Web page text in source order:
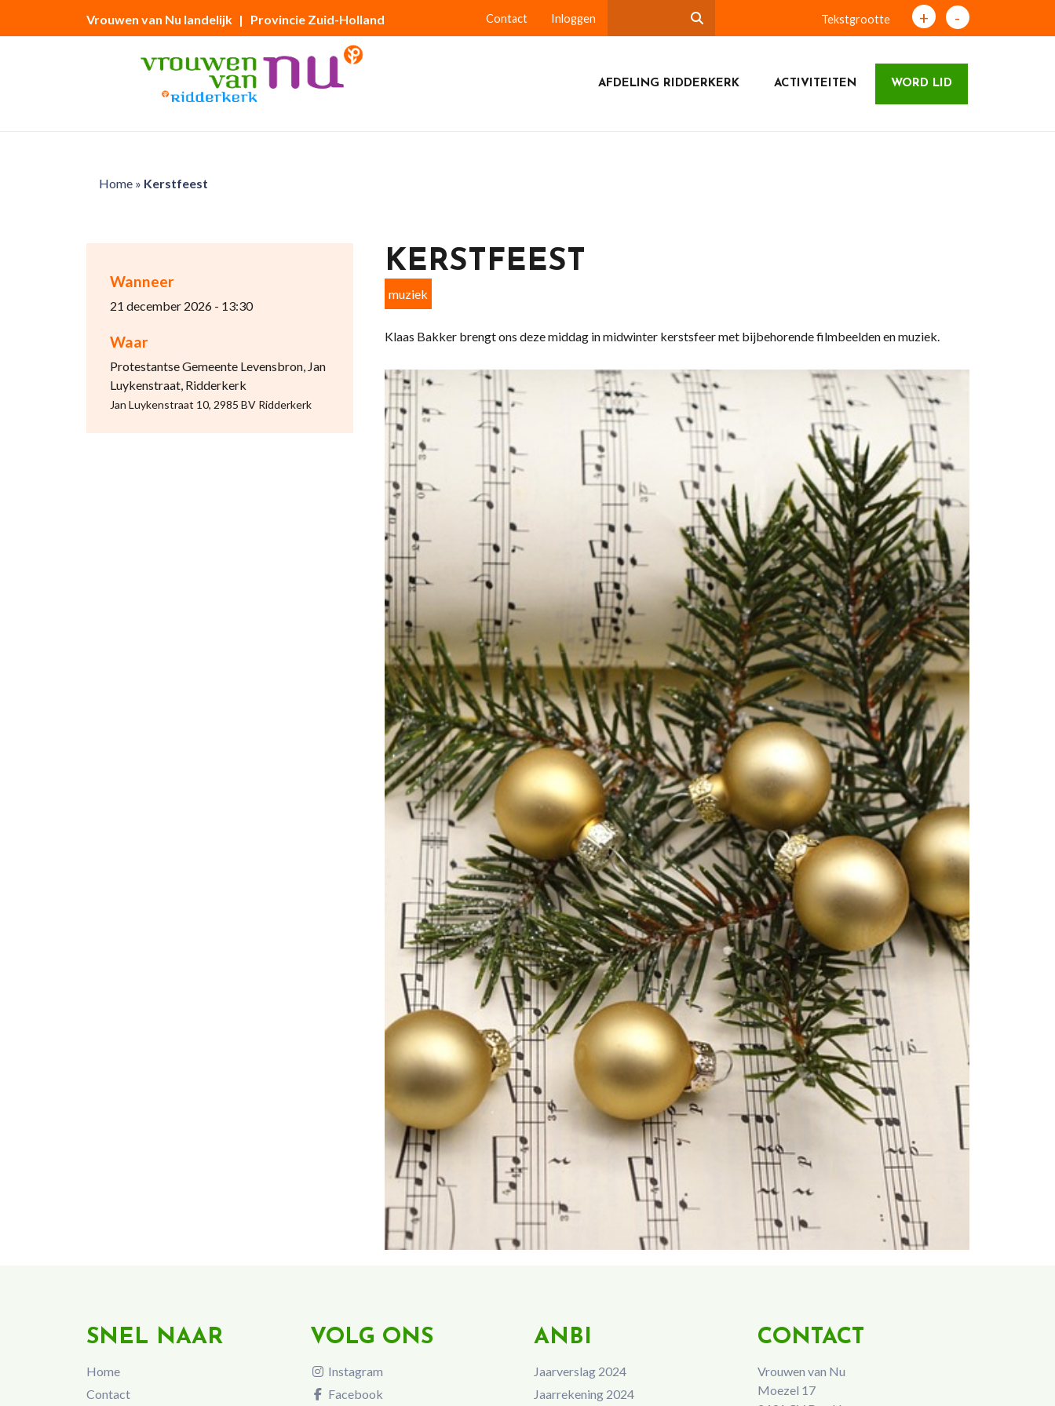
Vrouwen van Nu landelijk | Provincie Zuid-Holland Contact Inloggen Tekstgrootte + -
AFDELING RIDDERKERK ACTIVITEITEN WORD LID
Home» Kerstfeest
Wanneer
21 december 2026 - 13:30
Waar
Protestantse Gemeente Levensbron, Jan
Luykenstraat, Ridderkerk
Jan Luykenstraat 10, 2985 BV Ridderkerk
KERSTFEEST
muziek
Klaas Bakker brengt ons deze middag in midwinter kerstsfeer met bijbehorende filmbeelden en muziek.
SNEL NAAR
Home
Contact
VOLG ONS
Instagram
Facebook
ANBI
Jaarverslag 2024
Jaarrekening 2024
CONTACT
Vrouwen van Nu
Moezel 17